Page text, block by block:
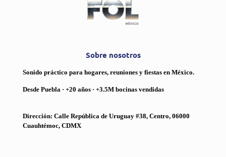
Sobre nosotros
Sonido práctico para hogares, reuniones y fiestas en México.
Desde Puebla · +20 años · +3.5M bocinas vendidas
Dirección: Calle República de Uruguay #38, Centro, 06000
Cuauhtémoc, CDMX